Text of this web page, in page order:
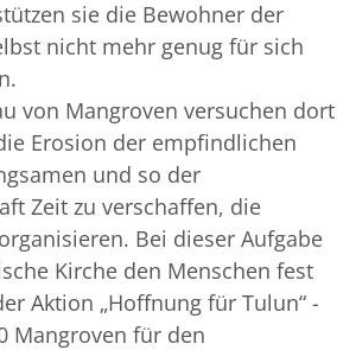
sie die Bewohner der
nicht mehr genug für sich
von Mangroven versuchen dort
Erosion der empfindlichen
und so der
Zeit zu verschaffen, die
Bei dieser Aufgabe
Kirche den Menschen fest
Aktion „Hoffnung für Tulun“ -
Mangroven für den